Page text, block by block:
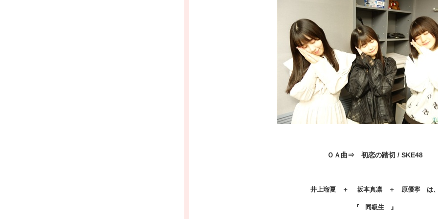
ＯＡ曲⇒ 初恋の踏切 / SKE48
井上瑠夏 ＋ 坂本真凛 ＋ 原優寧 は
『 同級生 』